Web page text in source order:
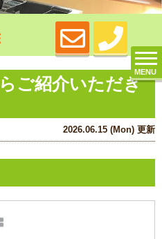
MENU
ご紹介いただき
2026.06.15 (Mon) 更新